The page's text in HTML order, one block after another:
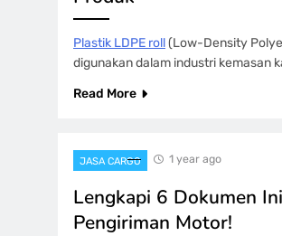
Plastik LDPE roll(Low-Density
digunakan dalam industri kemasan
Read More
JASA CARGO 1 year ago
Lengkapi 6 Dokumen
Pengiriman Motor!